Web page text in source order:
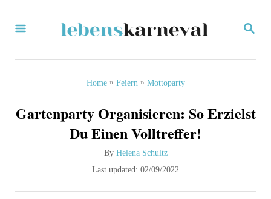
S
Home» Feiern » Mottoparty
Gartenparty Organisieren: So Erzielst
Du Einen Volltreffer!
By A
h
Helena Schultz
PLast updated: 02/09/2022